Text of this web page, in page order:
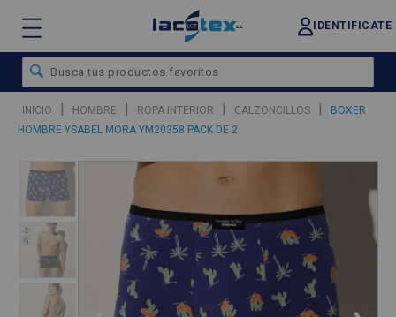
IDENTIFICATE
INICIO | HOMBRE | ROPA INTERIOR | CALZONCILLOS |
BOXER
HOMBRE YSABEL MORA YM20358 PACK DE 2